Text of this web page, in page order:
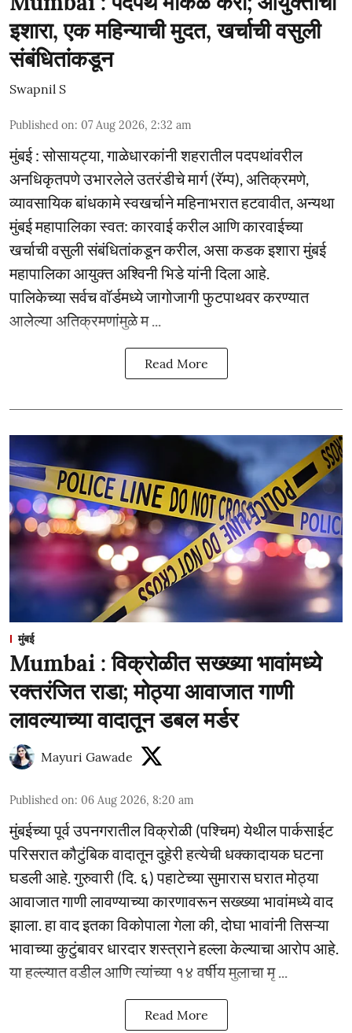
इशारा, एक महिन्याची मुदत, खर्चाची वसुली
संबंधितांकडून
Swapnil S
Published on: 07 Aug 2026, 2:32 am
मुंबई : सोसायट्या, गाळेधारकांनी शहरातील पदपथांवरील
अनधिकृतपणे उभारलेले उतरंडीचे मार्ग (रॅम्प), अतिक्रमणे,
व्यावसायिक बांधकामे स्वखर्चाने महिनाभरात हटवावीत, अन्यथा
मुंबई महापालिका स्वत: कारवाई करील आणि कारवाईच्या
खर्चाची वसुली संबंधितांकडून करील, असा कडक इशारा मुंबई
महापालिका आयुक्त अश्विनी भिडे यांनी दिला आहे.
पालिकेच्या सर्वच वॉर्डमध्ये जागोजागी फुटपाथवर करण्यात
आलेल्या अतिक्रमणांमुळे म ...
Read More
मुंबई
Mumbai : विक्रोळीत सख्ख्या भावांमध्ये
रक्तरंजित राडा; मोठ्या आवाजात गाणी
लावल्याच्या वादातून डबल मर्डर
Mayuri Gawade
Published on: 06 Aug 2026, 8:20 am
मुंबईच्या पूर्व उपनगरातील विक्रोळी (पश्चिम) येथील पार्कसाईट
परिसरात कौटुंबिक वादातून दुहेरी हत्येची धक्कादायक घटना
घडली आहे. गुरुवारी (दि. ६) पहाटेच्या सुमारास घरात मोठ्या
आवाजात गाणी लावण्याच्या कारणावरून सख्ख्या भावांमध्ये वाद
झाला. हा वाद इतका विकोपाला गेला की, दोघा भावांनी तिसऱ्या
भावाच्या कुटुंबावर धारदार शस्त्राने हल्ला केल्याचा आरोप आहे.
या हल्ल्यात वडील आणि त्यांच्या १४ वर्षीय मुलाचा मृ ...
Read More